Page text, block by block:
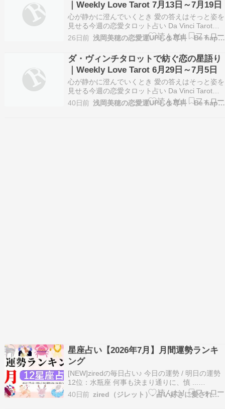
の…
｜Weekly Love Tarot 7月13日～7月19日
心が静かに澄んでいくとき 愛の答えはそっと姿を
見せる今週の恋愛タロット占い Da Vinci Tarot
Weekly Love Reading 7月13日～7月19日 ♈牡羊
座 心の奥にある優しさが静かに満ちて、愛が自然
な形で流れ始めます。♉牡牛座 ゆっくりとした時
間の中で、…
26日前 浅岡美穂の恋愛運UPしま専科 Be happy tog…
ダ・ヴィンチタロットで紡ぐ恋の星語り
｜Weekly Love Tarot 6月29日～7月5日
心が静かに澄んでいくとき 愛の答えはそっと姿を
見せる今週の恋愛タロット占い Da Vinci Tarot
Weekly Love Reading6月29日～7月5日 ♈牡羊座
静かに終わるものの先で、あなたの心は新しい愛
40日前 浅岡美穂の恋愛運UPしま専科 Be happy tog…
星座占い【2026年7月】月間運勢ランキ
ング
[NEW]ziredの毎日占い♪ 今日の運勢 / 明日の運勢
12位：水瓶座 何事も決まり通りに、慎 ...
Copyright © 2026 占いメディア zired All Rights
Reserved.
40日前 zired（ジレット）- 占い好きに愛される専門メディア